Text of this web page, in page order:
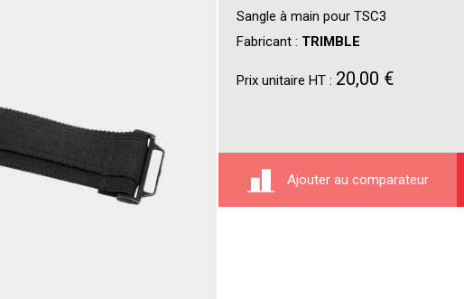
Sangle à main pour TSC3
Fabricant : TRIMBLE
Prix unitaire HT : 20,00 €
Ajouter au comparateur